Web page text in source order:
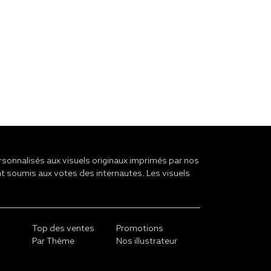
aux visuels originaux imprimés par nos
soumis aux votes des internautes. Les visuels
Top des ventes
Par Thème
Promotions
Nos illustrateur